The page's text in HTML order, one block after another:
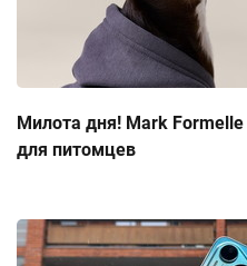
Милота дня! Mark
для питомцев